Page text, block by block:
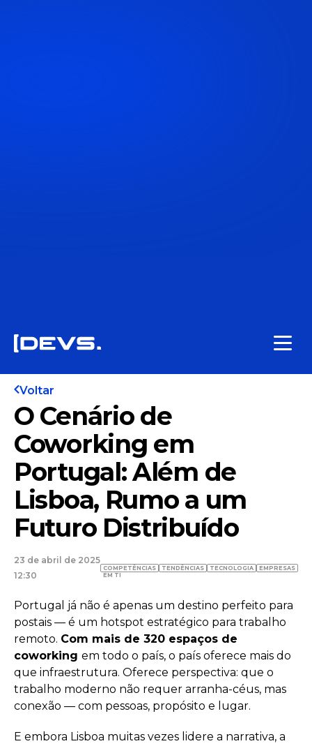
Voltar
O Cenário de
Coworking em
Portugal: Além de
Lisboa, Rumo a um
Futuro Distribuído
23 de abril de 2025
12:30
COMPETÊNCIAS
EM TI
TENDÊNCIAS TECNOLOGIA EMPRESAS
Portugal já não é apenas um destino perfeito para
postais — é um hotspot estratégico para trabalho
remoto. Com mais de 320 espaços de
coworking em todo o país, o país oferece mais do
que infraestrutura. Oferece perspectiva: que o
trabalho moderno não requer arranha-céus, mas
conexão — com pessoas, propósito e lugar.
E embora Lisboa muitas vezes lidere a narrativa, a